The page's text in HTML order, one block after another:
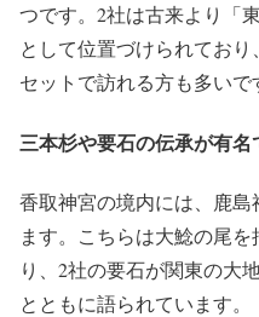
つです。2社は古来より「
として位置づけられてお
セットで訪れる方も多いで
三本杉や要石の伝承が有名
香取神宮の境内には、鹿
ます。こちらは大鯰の尾
り、2社の要石が関東の大
とともに語られています。